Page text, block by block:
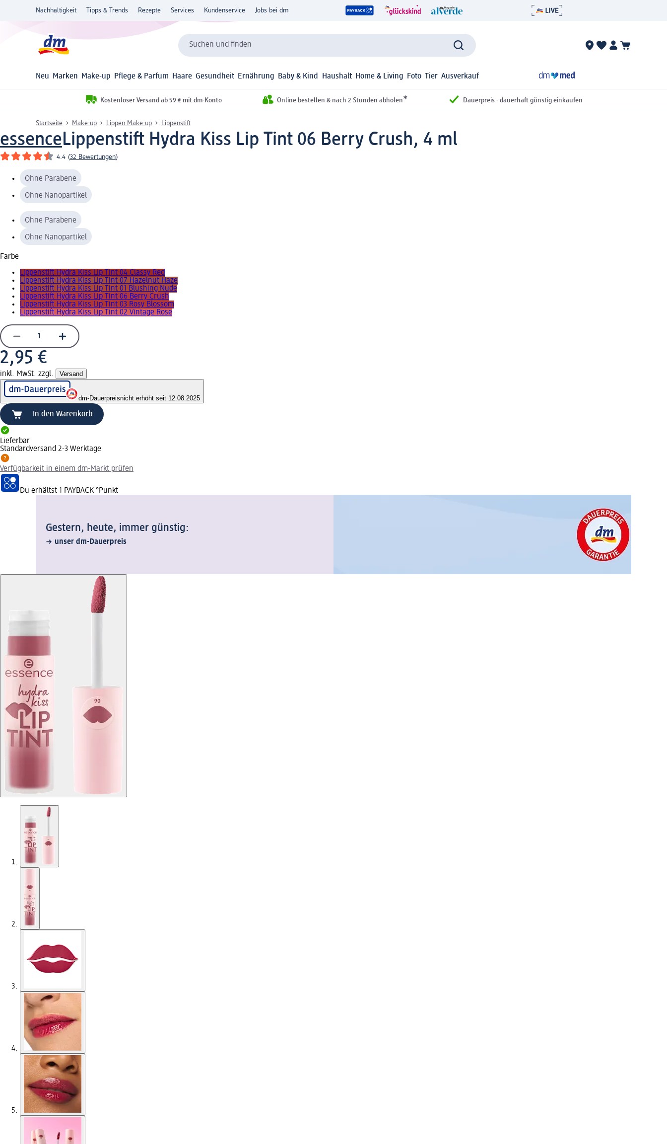
Nachhaltigkeit Tipps & Trends Rezepte Services Kundenservice Jobs bei dm
Suchen und finden
Neu Marken Make-up Pflege & Parfum Haare Gesundheit Ernährung Baby & Kind Haushalt Home & Living Foto Tier Ausverkauf
Kostenloser Versand ab 59 € mit dm-Konto Online bestellen & nach 2 Stunden abholen* Dauerpreis - dauerhaft günstig einkaufen
Startseite Make-up Lippen Make-up Lippenstift
essenceLippenstift Hydra Kiss Lip Tint 06 Berry Crush, 4 ml
4.4 (32 Bewertungen)
Ohne Parabene
Ohne Nanopartikel
Ohne Parabene
Ohne Nanopartikel
Farbe
Lippenstift Hydra Kiss Lip Tint 04 Classy Red
Lippenstift Hydra Kiss Lip Tint 07 Hazelnut Haze
Lippenstift Hydra Kiss Lip Tint 01 Blushing Nude
Lippenstift Hydra Kiss Lip Tint 06 Berry Crush
Lippenstift Hydra Kiss Lip Tint 03 Rosy Blossom
Lippenstift Hydra Kiss Lip Tint 02 Vintage Rose
2,95 €
inkl. MwSt. zzgl. Versand
dm-Dauerpreisnicht erhöht seit 12.08.2025
In den Warenkorb
Lieferbar
Standardversand 2-3 Werktage
Verfügbarkeit in einem dm-Markt prüfen
Du erhältst 1 PAYBACK °Punkt
Gestern, heute, immer günstig:
unser dm-Dauerpreis